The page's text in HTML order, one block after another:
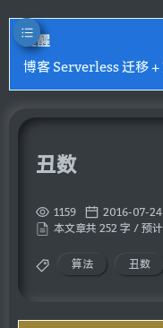
提醒
博客 Serverless 迁移
丑数
1159 2016-07-24
本文章共 252 字 / 预
算法 丑数